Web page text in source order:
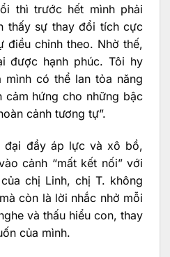
thì trước hết mình phải
thấy sự thay đổi tích cực
điều chỉnh theo. Nhờ thế,
được hạnh phúc. Tôi hy
mình có thể lan tỏa năng
hứng cho những bậc
cảnh tương tự”.
đại đầy áp lực và xô bồ,
cảnh “mất kết nối” với
chị Linh, chị T. không
còn là lời nhắc nhở mỗi
và thấu hiểu con, thay
của mình.